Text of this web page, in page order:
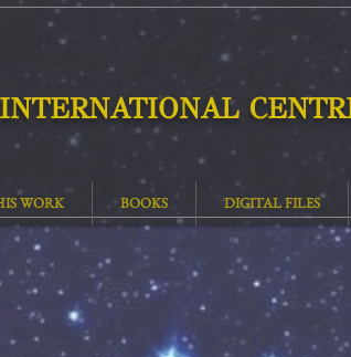
WORK BOOKS DIGITAL FILES